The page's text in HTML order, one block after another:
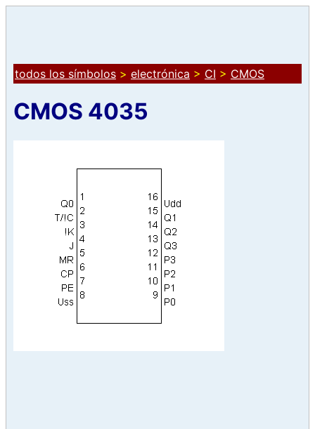
todos los símbolos > electrónica > CI > CMOS
CMOS 4035